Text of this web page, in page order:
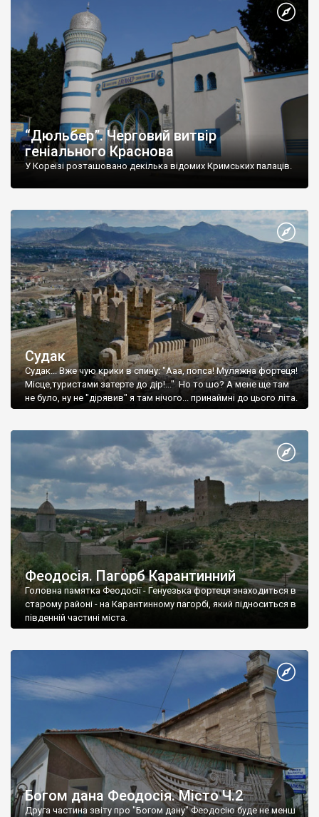
“Дюльбер”. Черговий витвір
геніального Краснова
У Кореїзі розташовано декілька відомих Кримських палаців.
Судак
Судак... Вже чую крики в спину: "Ааа, попса! Муляжна фортеця!
Місце,туристами затерте до дір!..." Но то шо? А мене ще там
не було, ну не "дірявив" я там нічого... принаймні до цього літа.
Феодосія. Пагорб Карантинний
Головна памятка Феодосії - Генуезька фортеця знаходиться в
старому районі - на Карантинному пагорбі, який підноситься в
південній частині міста.
Богом дана Феодосія. Місто Ч.2
Друга частина звіту про "Богом дану" Феодосію буде не менш